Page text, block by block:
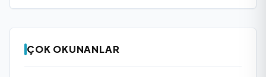
ÇOK OKUNANLAR